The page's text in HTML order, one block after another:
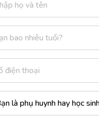
Bà bầu cảm
Bà bầu tháng cuối bị
hoặc viêm ống dẫn
mà còn có thể xảy
khá phổ biến và
Nếu bà bầu bị đau